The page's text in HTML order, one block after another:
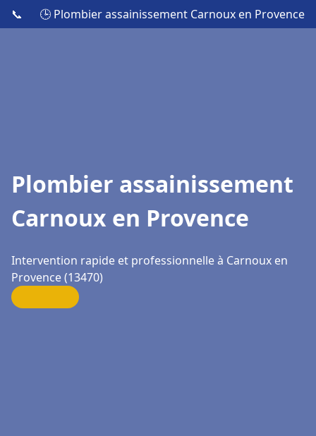
📞 🕒 Plombier assainissement Carnoux en Provence
Plombier assainissement
Carnoux en Provence
Intervention rapide et professionnelle à Carnoux en
Provence (13470)